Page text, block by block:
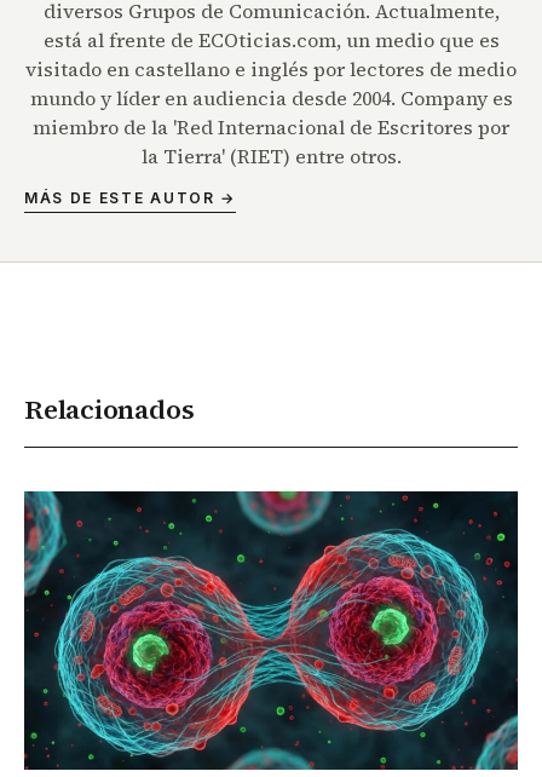
diversos Grupos de Comunicación. Actualmente,
está al frente de ECOticias.com, un medio que es
visitado en castellano e inglés por lectores de medio
mundo y líder en audiencia desde 2004. Company es
miembro de la 'Red Internacional de Escritores por
la Tierra' (RIET) entre otros.
MÁS DE ESTE AUTOR →
Relacionados